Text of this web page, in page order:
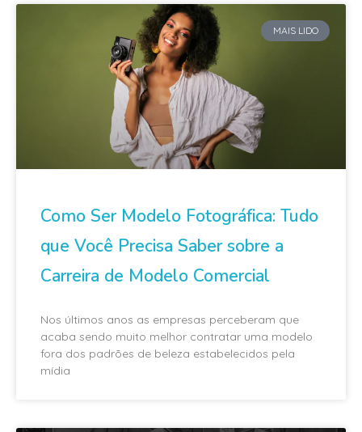
MAIS LIDO
Como Ser Modelo Fotográfica: Tudo
que Você Precisa Saber sobre a
Carreira de Modelo Comercial
Nos últimos anos as empresas perceberam que
acaba sendo muito melhor contratar uma modelo
fora dos padrões de beleza estabelecidos pela
mídia